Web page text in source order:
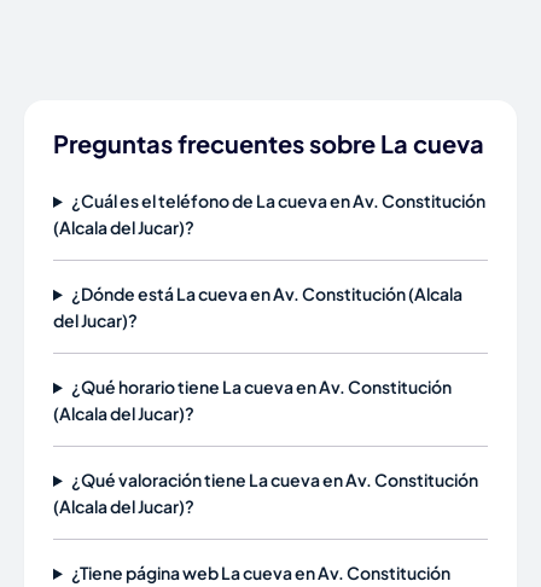
Preguntas frecuentes sobre La cueva
¿Cuál es el teléfono de La cueva en Av. Constitución
(Alcala del Jucar)?
¿Dónde está La cueva en Av. Constitución (Alcala
del Jucar)?
¿Qué horario tiene La cueva en Av. Constitución
(Alcala del Jucar)?
¿Qué valoración tiene La cueva en Av. Constitución
(Alcala del Jucar)?
¿Tiene página web La cueva en Av. Constitución